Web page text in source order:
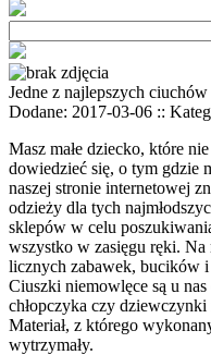
Jedne z najlepszych
Dodane: 2017-03-06 ::
Masz małe dziecko, które
dowiedzieć się, o tym gdzie
naszej stronie internetowej
odzieży dla tych
sklepów w celu
wszystko w zasięgu ręki.
licznych zabawek, bucików
Ciuszki niemowlęce są u
chłopczyka czy
Materiał, z którego
wytrzymały.